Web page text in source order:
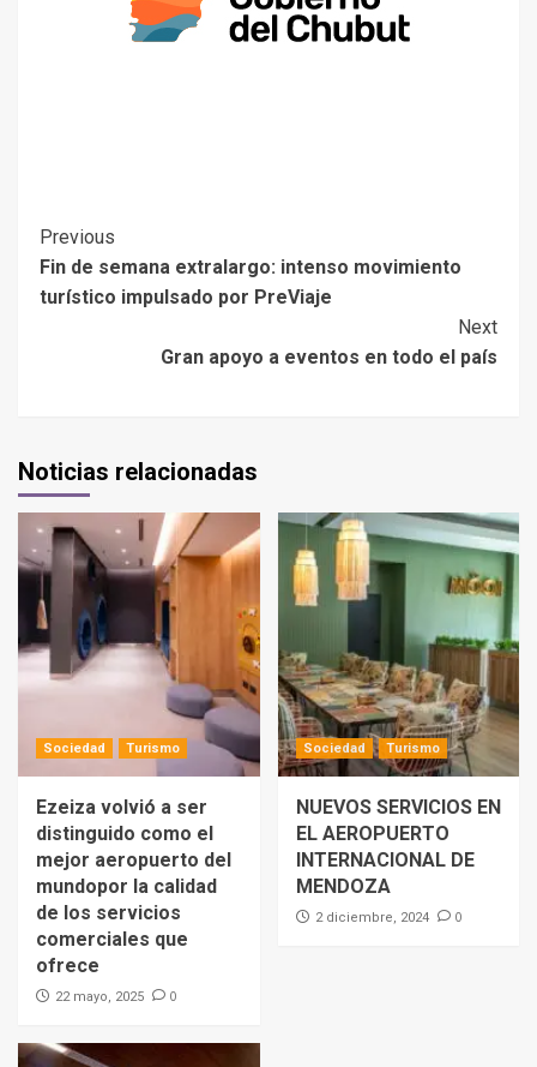
Previous
Fin de semana extralargo: intenso movimiento
turístico impulsado por PreViaje
Next
Gran apoyo a eventos en todo el país
Noticias relacionadas
Sociedad Turismo
Ezeiza volvió a ser
distinguido como el
mejor aeropuerto del
mundopor la calidad
de los servicios
comerciales que
ofrece
22 mayo, 2025 0
Sociedad Turismo
NUEVOS SERVICIOS EN
EL AEROPUERTO
INTERNACIONAL DE
MENDOZA
2 diciembre, 2024 0